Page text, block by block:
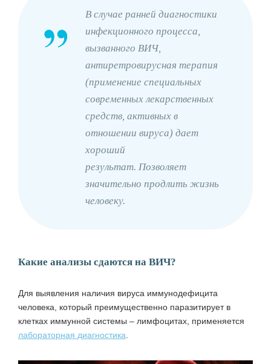
В случае ранней диагностики
инфекционного процесса,
вызванного ВИЧ,
антиретровирусная терапия
(применение специальных
современных лекарственных
средств, активных в
отношении вируса) дает
хороший
результат. Позволяет
значительно продлить жизнь
человеку.
Какие анализы сдаются на ВИЧ?
Для выявления наличия вируса иммунодефицита
человека, который преимущественно паразитирует в
клетках иммунной системы – лимфоцитах, применяется
лабораторная диагностика